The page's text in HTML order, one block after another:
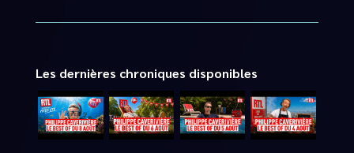
Les dernières chroniques disponibles